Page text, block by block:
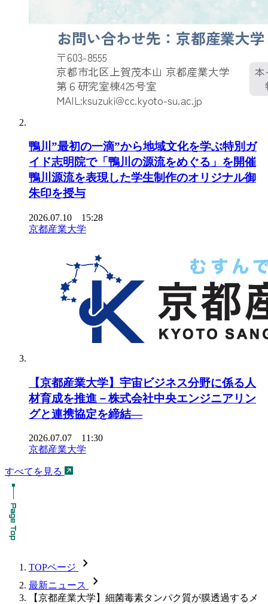
鴨川”最初の一滴”から地域文化を学ぶ特別ガ
イド志明院で「鴨川の源流をめぐる」を開催
鴨川源流を表現した学生制作のオリジナル御
朱印を授与
2026.07.10 15:28
京都産業大学
【京都産業大学】宇宙ビジネス分野に係る人
材育成を推進－株式会社中央エンジニアリン
グと連携協定を締結―
2026.07.07 11:30
京都産業大学
すべてを見る
TOPページ chevron_forward
最新ニュース chevron_forward
【京都産業大学】細菌毒素タンパク質が膜透過するメ